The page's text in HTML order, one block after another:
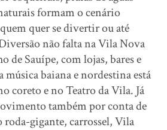
formam o cenário
quer se divertir ou até
não falta na Vila Nova
de Sauípe, com lojas, bares e
música baiana e nordestina está
coreto e no Teatro da Vila. Já
também por conta de
roda-gigante, carrossel, Vila